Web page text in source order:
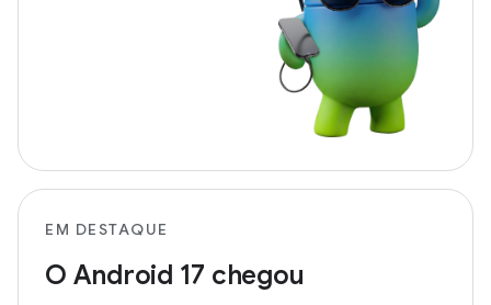
EM DESTAQUE
O Android 17 chegou